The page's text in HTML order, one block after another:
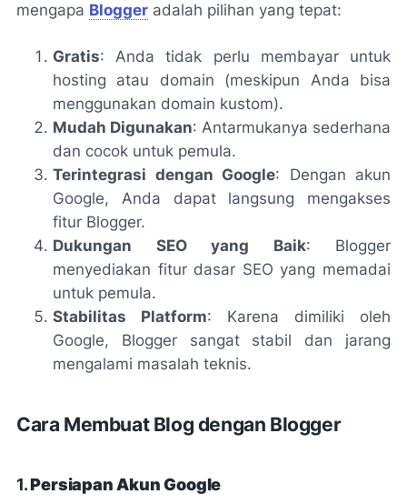
mengapa Blogger adalah pilihan yang tepat:
Gratis: Anda tidak perlu membayar untuk
hosting atau domain (meskipun Anda bisa
menggunakan domain kustom).
Mudah Digunakan: Antarmukanya sederhana
dan cocok untuk pemula.
Terintegrasi dengan Google: Dengan akun
Google, Anda dapat langsung mengakses
fitur Blogger.
Dukungan SEO yang Baik: Blogger
menyediakan fitur dasar SEO yang memadai
untuk pemula.
Stabilitas Platform: Karena dimiliki oleh
Google, Blogger sangat stabil dan jarang
mengalami masalah teknis.
Cara Membuat Blog dengan Blogger
1.Persiapan Akun Google